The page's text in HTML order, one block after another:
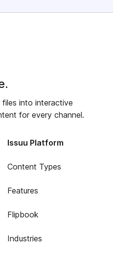
files into interactive
for every channel.
Issuu Platform
Content Types
Features
Flipbook
Industries